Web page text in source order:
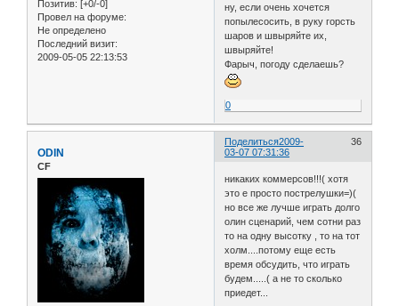
Позитив: [+0/-0]
Провел на форуме:
Не определено
Последний визит:
2009-05-05 22:13:53
ну, если очень хочется
попылесосить, в руку горсть
шаров и швыряйте их,
швыряйте!
Фарыч, погоду сделаешь?
0
Поделиться 36
2009-
03-07 07:31:36
ODIN
CF
никаких коммерсов!!!( хотя
это е просто пострелушки=)(
но все же лучше играть долго
олин сценарий, чем сотни раз
то на одну высотку , то на тот
холм....потому еще есть
время обсудить, что играть
будем.....( а не то сколько
приедет...